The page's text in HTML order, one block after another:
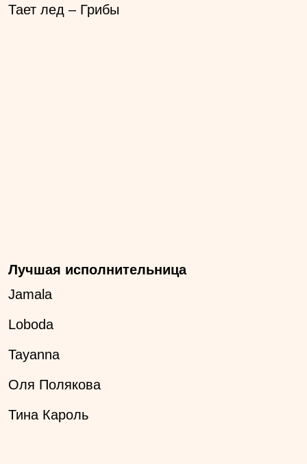
Тает лед – Грибы
Лучшая исполнительница
Jamala
Loboda
Tayanna
Оля Полякова
Тина Кароль